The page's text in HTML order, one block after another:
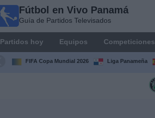
Fútbol en Vivo Panamá
Guía de Partidos Televisados
Partidos hoy Equipos Competiciones
FIFA Copa Mundial 2026 Liga Panameña